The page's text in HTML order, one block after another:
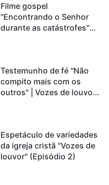
Filme gospel
"Encontrando o Senhor
durante as catástrofes"
catástrofes ccontecem, a
humanidade está
entrando em contagem
Testemunho de fé "Não
compito mais com os
outros" | Vozes de louvor
Espetáculo de variedades
da igreja cristã "Vozes de
louvor" (Episódio 2)